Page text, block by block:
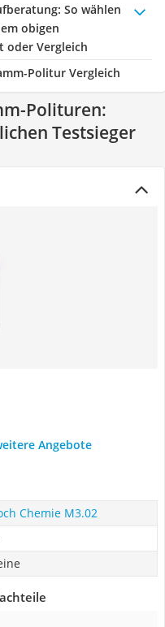
: So wählen
obigen
oder Vergleich
Politur Vergleich
Polituren:
Testsieger
Angebote
Chemie M3.02